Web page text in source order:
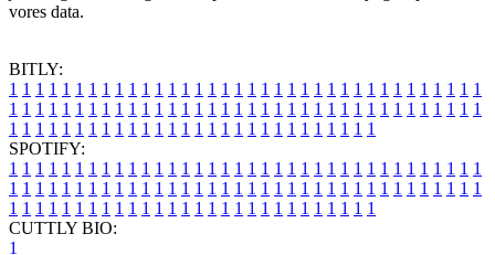
vores data.
BITLY:
1 1 1 1 1 1 1 1 1 1 1 1 1 1 1 1 1 1 1 1 1 1 1 1 1 1 1 1 1 1 1 1 1 1 1 1
1 1 1 1 1 1 1 1 1 1 1 1 1 1 1 1 1 1 1 1 1 1 1 1 1 1 1 1 1 1 1 1 1 1 1 1
1 1 1 1 1 1 1 1 1 1 1 1 1 1 1 1 1 1 1 1 1 1 1 1 1 1 1 1
SPOTIFY:
1 1 1 1 1 1 1 1 1 1 1 1 1 1 1 1 1 1 1 1 1 1 1 1 1 1 1 1 1 1 1 1 1 1 1 1
1 1 1 1 1 1 1 1 1 1 1 1 1 1 1 1 1 1 1 1 1 1 1 1 1 1 1 1 1 1 1 1 1 1 1 1
1 1 1 1 1 1 1 1 1 1 1 1 1 1 1 1 1 1 1 1 1 1 1 1 1 1 1 1
CUTTLY BIO:
1